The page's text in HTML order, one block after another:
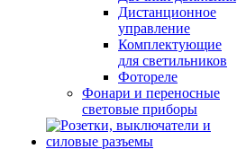
Дистанционное
управление
Комплектующие
для светильников
Фотореле
Фонари и переносные
световые приборы